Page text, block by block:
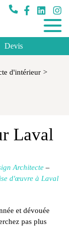
Devis
d'intérieur
Laval
Architecte –
d'œuvre à Laval
et dévouée
pas plus